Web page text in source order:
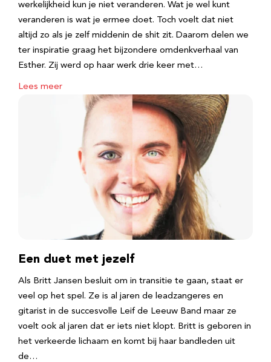
werkelijkheid kun je niet veranderen. Wat je wel kunt
veranderen is wat je ermee doet. Toch voelt dat niet
altijd zo als je zelf middenin de shit zit. Daarom delen we
ter inspiratie graag het bijzondere omdenkverhaal van
Esther. Zij werd op haar werk drie keer met…
Lees meer
Een duet met jezelf
Als Britt Jansen besluit om in transitie te gaan, staat er
veel op het spel. Ze is al jaren de leadzangeres en
gitarist in de succesvolle Leif de Leeuw Band maar ze
voelt ook al jaren dat er iets niet klopt. Britt is geboren in
het verkeerde lichaam en komt bij haar bandleden uit
de…